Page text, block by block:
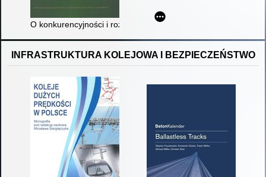
O konkurencyjności i rozwoju kolei w Polsce w perspektywie
INFRASTRUKTURA KOLEJOWA I BEZPIECZEŃSTWO